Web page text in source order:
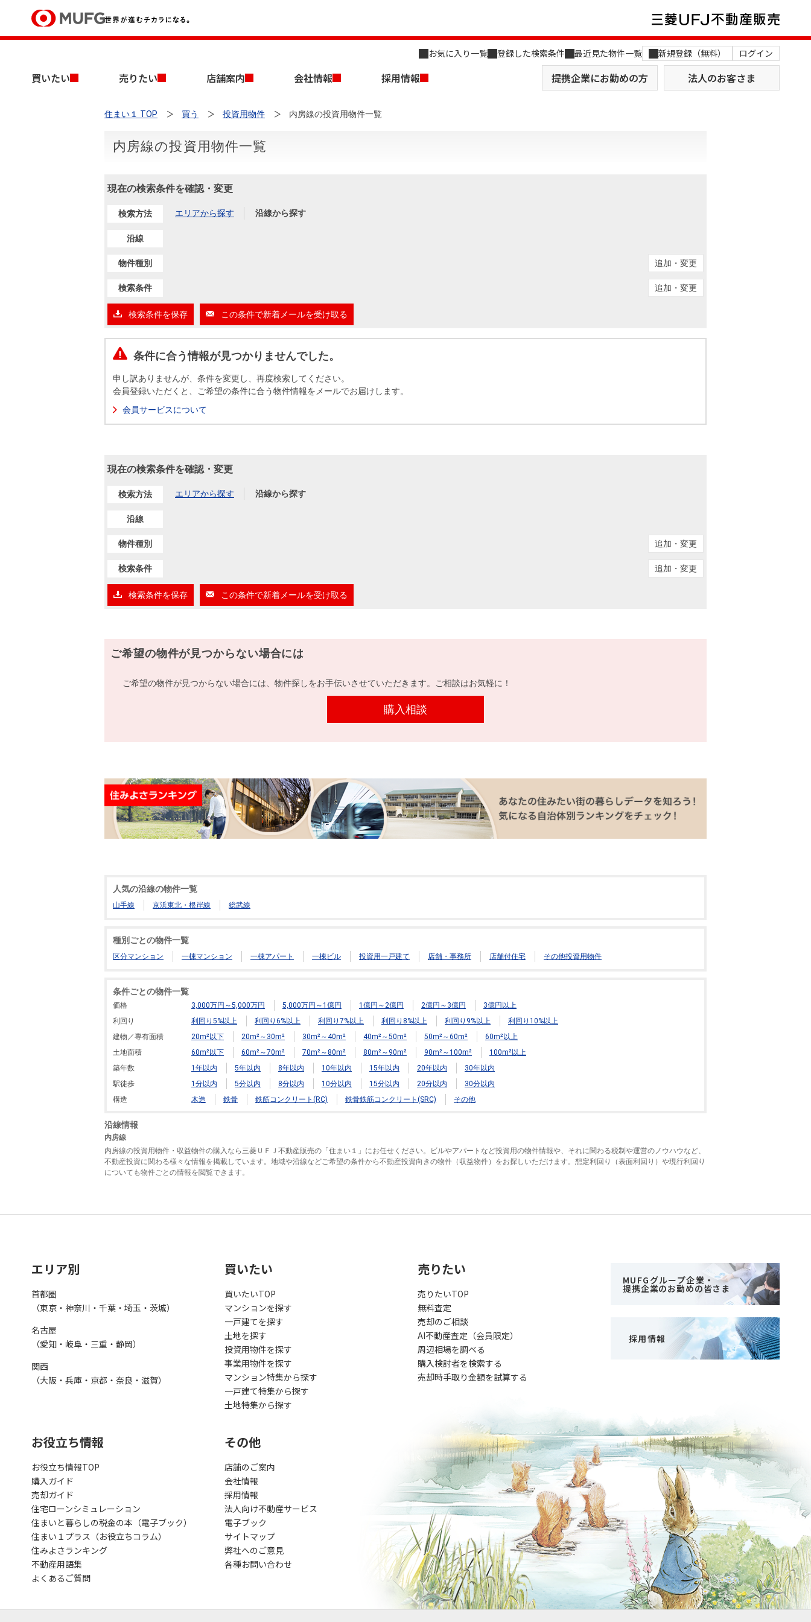
お気に入り一覧 登録した検索条件 最近見た物件一覧 新規登録（無料） ログイン
買いたい 売りたい 店舗案内 会社情報 採用情報 提携企業にお勤めの方 法人のお客さま
買いたいTOP
中古マンションを探す
投資用物件を探す おすすめ物件から探す
購入向けサービス 住宅ローンシミュレーション
住まいと暮らしの税金の本（電子ブック） 購入ガイド
売りたいTOP
無料査定
売却時手取り金額試算
売却向けサービス 周辺相場検索
住まいと暮らしの税金の本（電子ブック） 売却ガイド
店舗案内TOP
会社情報TOP
会社案内（電子ブック版）
採用情報TOP
売りたい
住まい１ TOP 買う 投資用物件 内房線の投資用物件一覧
内房線の投資用物件一覧
現在の検索条件を確認・変更
検索方法 エリアから探す 沿線から探す
沿線
物件種別 追加・変更
検索条件 追加・変更
検索条件を保存 この条件で新着メールを受け取る
条件に合う情報が見つかりませんでした。
申し訳ありませんが、条件を変更し、再度検索してください。
会員登録いただくと、ご希望の条件に合う物件情報をメールでお届けします。
会員サービスについて
現在の検索条件を確認・変更
検索方法 エリアから探す 沿線から探す
沿線
物件種別 追加・変更
検索条件 追加・変更
検索条件を保存 この条件で新着メールを受け取る
ご希望の物件が見つからない場合には
ご希望の物件が見つからない場合には、物件探しをお手伝いさせていただきます。ご相談はお気軽に！
購入相談
人気の沿線の物件一覧
山手線 京浜東北・根岸線 総武線
種別ごとの物件一覧
区分マンション 一棟マンション 一棟アパート 一棟ビル 投資用一戸建て 店舗・事務所 店舗付住宅 その他投資用物件
条件ごとの物件一覧
価格 3,000万円～5,000万円 5,000万円～1億円 1億円～2億円 2億円～3億円
3億円以上
利回り
利回り5%以上 利回り6%以上 利回り7%以上 利回り8%以上 利回り9%以上
利回り10%以上
建物／専有面積
20m²以下 20m²～30m² 30m²～40m² 40m²～50m² 50m²～60m²
60m²以上
土地面積
60m²以下 60m²～70m² 70m²～80m² 80m²～90m² 90m²～100m²
100m²以上
築年数
1年以内 5年以内 8年以内 10年以内 15年以内 20年以内
30年以内
駅徒歩
1分以内 5分以内 8分以内 10分以内 15分以内 20分以内
30分以内
構造
木造 鉄骨 鉄筋コンクリート(RC) 鉄骨鉄筋コンクリート(SRC) その他
沿線情報
内房線
内房線の投資用物件・収益物件の購入なら三菱ＵＦＪ不動産販売の「住まい１」にお任せください。ビルやアパートなど投資用の物件情報や、それに関わる税制や運営のノウハウなど、
不動産投資に関わる様々な情報を掲載しています。地域や沿線などご希望の条件から不動産投資向きの物件（収益物件）をお探しいただけます。想定利回り（表面利回り）や現行利回り
についても物件ごとの情報を閲覧できます。
エリア別
首都圏
（東京・神奈川・千葉・埼玉・茨城）
名古屋
（愛知・岐阜・三重・静岡）
関西
（大阪・兵庫・京都・奈良・滋賀）
買いたい
買いたいTOP
マンションを探す
一戸建てを探す
土地を探す
投資用物件を探す
事業用物件を探す
マンション特集から探す
一戸建て特集から探す
土地特集から探す
売りたい
売りたいTOP
無料査定
売却のご相談
AI不動産査定（会員限定）
周辺相場を調べる
購入検討者を検索する
売却時手取り金額を試算する
MUFGグループ企業・
提携企業のお勤めの皆さま
採用情報
お役立ち情報
お役立ち情報TOP
購入ガイド
売却ガイド
住宅ローンシミュレーション
住まいと暮らしの税金の本（電子ブック）
住まい１プラス（お役立ちコラム）
住みよさランキング
不動産用語集
よくあるご質問
その他
店舗のご案内
会社情報
採用情報
法人向け不動産サービス
電子ブック
サイトマップ
弊社へのご意見
各種お問い合わせ